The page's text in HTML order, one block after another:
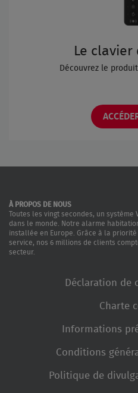
Le
Découvrez le
À PROPOS DE NOUS
Toutes les vingt secondes, un
dans le monde. Notre alarme
installée en Europe. Grâce à la
service, nos 6 millions de clients
secteur.
Déclaration de
Charte
Informations
Conditions
Politique de